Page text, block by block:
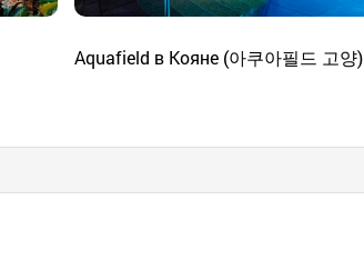
Aquafield в Кояне (아쿠아필드 고양)